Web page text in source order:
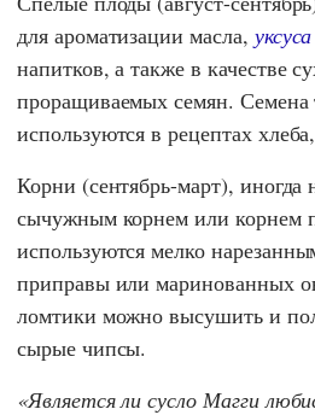
для ароматизации масла, уксуса
напитков, а также в качестве
проращиваемых семян. Семена
используются в рецептах
Корни (сентябрь-март), иногда
сычужным корнем или корнем
используются мелко
приправы или маринованных
ломтики можно высушить и
сырые чипсы.
Является ли сусло Магги